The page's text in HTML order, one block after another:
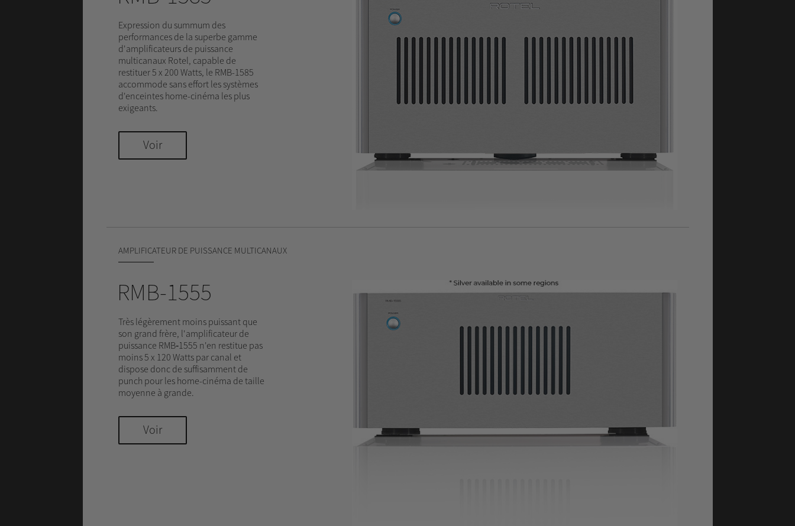
Expression du summum des
performances de la superbe gamme
d'amplificateurs de puissance
multicanaux Rotel, capable de
restituer 5 x 200 Watts, le RMB-1585
accommode sans effort les systèmes
d'enceintes home-cinéma les plus
exigeants.
Voir
AMPLIFICATEUR DE PUISSANCE MULTICANAUX
RMB-1555
Très légèrement moins puissant que
son grand frère, l'amplificateur de
puissance RMB‑1555 n'en restitue pas
moins 5 x 120 Watts par canal et
dispose donc de suffisamment de
punch pour les home-cinéma de taille
moyenne à grande.
Voir